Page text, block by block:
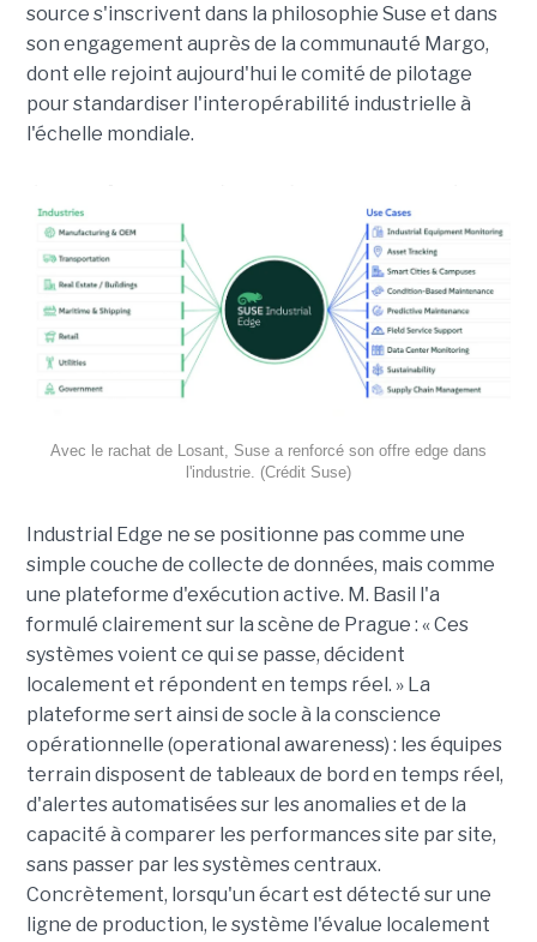
source s'inscrivent dans la philosophie Suse et dans
son engagement auprès de la communauté Margo,
dont elle rejoint aujourd'hui le comité de pilotage
pour standardiser l'interopérabilité industrielle à
l'échelle mondiale.
Avec le rachat de Losant, Suse a renforcé son offre edge dans
l'industrie. (Crédit Suse)
Industrial Edge ne se positionne pas comme une
simple couche de collecte de données, mais comme
une plateforme d'exécution active. M. Basil l'a
formulé clairement sur la scène de Prague : « Ces
systèmes voient ce qui se passe, décident
localement et répondent en temps réel. » La
plateforme sert ainsi de socle à la conscience
opérationnelle (operational awareness) : les équipes
terrain disposent de tableaux de bord en temps réel,
d'alertes automatisées sur les anomalies et de la
capacité à comparer les performances site par site,
sans passer par les systèmes centraux.
Concrètement, lorsqu'un écart est détecté sur une
ligne de production, le système l'évalue localement